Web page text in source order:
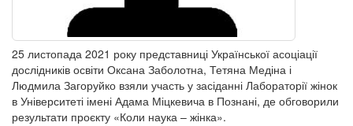
25 листопада 2021 року представниці Української асоціації
дослідників освіти Оксана Заболотна, Тетяна Медіна і
Людмила Загоруйко взяли участь у засіданні Лабораторії жінок
в Університеті імені Адама Міцкевича в Познані, де обговорили
результати проєкту «Коли наука – жінка».